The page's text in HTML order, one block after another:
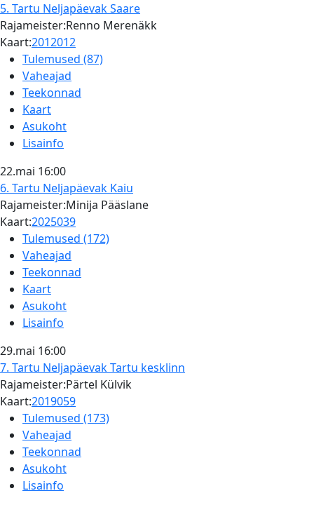
5. Tartu NeljapäevakSaare
Rajameister:Renno Merenäkk
Kaart:2012012
Tulemused (87)
Vaheajad
Teekonnad
Kaart
Asukoht
Lisainfo
22.mai 16:00
6. Tartu Neljapäevak Kaiu
Rajameister:Minija Pääslane
Kaart:2025039
Tulemused (172)
Vaheajad
Teekonnad
Kaart
Asukoht
Lisainfo
29.mai 16:00
7. Tartu NeljapäevakTartu kesklinn
Rajameister:Pärtel Külvik
Kaart:2019059
Tulemused (173)
Vaheajad
Teekonnad
Asukoht
Lisainfo